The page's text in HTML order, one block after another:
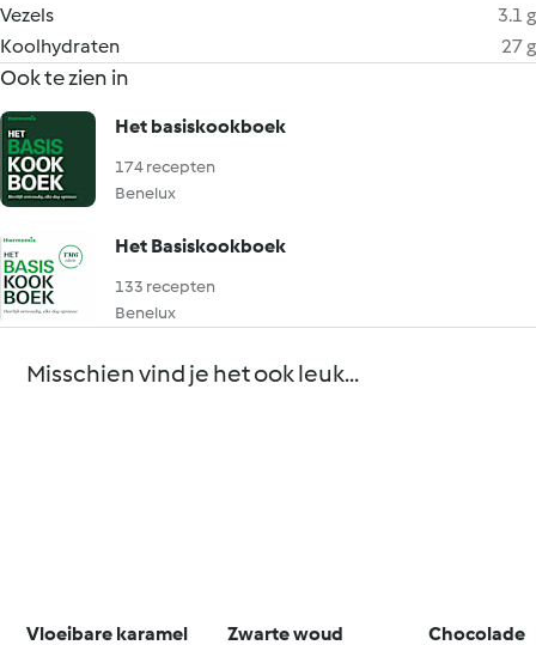
Vezels
3.1 g
Koolhydraten
27 g
Ook te zien in
Het basiskookboek
174 recepten
Benelux
Het Basiskookboek
133 recepten
Benelux
Misschien vind je het ook leuk...
Vloeibare karamel Zwarte woud Chocolade